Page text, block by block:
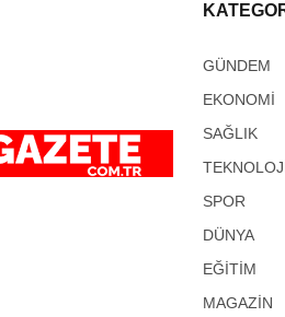
GÜNDEM
EKONOMİ
SAĞLIK
SPOR
DÜNYA
EĞİTİM
MAGAZİN